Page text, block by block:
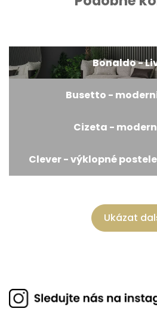
Bonaldo -
Busetto -
Cizeta -
Clever - výklopné
Ukázat